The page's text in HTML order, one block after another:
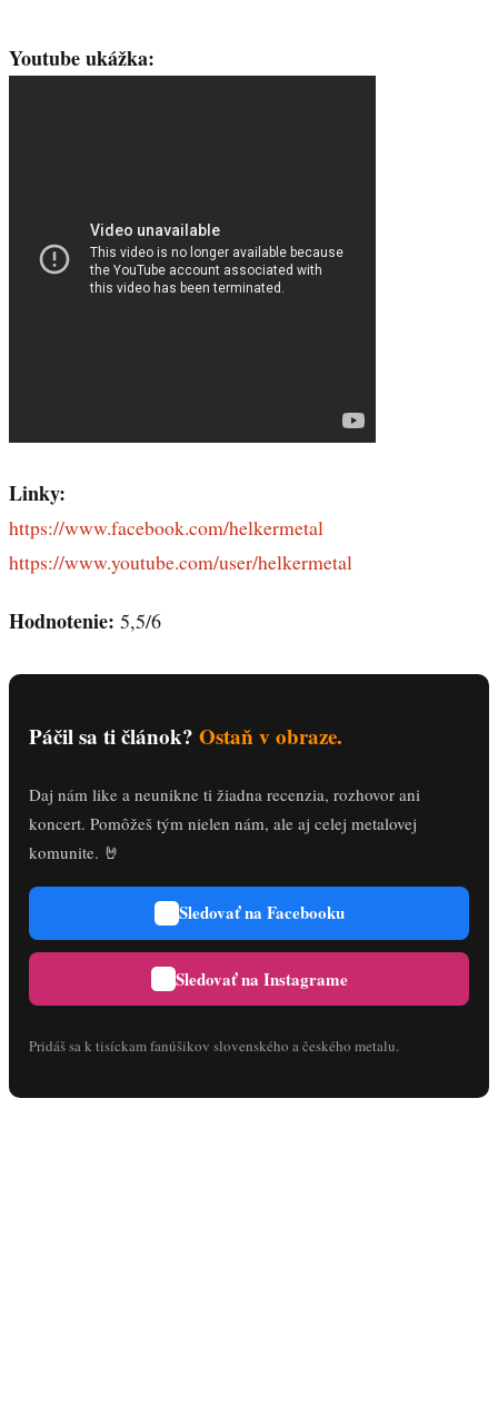
Youtube ukážka:
Linky:
https://www.facebook.com/helkermetal
https://www.youtube.com/user/helkermetal
Hodnotenie: 5,5/6
Páčil sa ti článok? Ostaň v obraze.
Daj nám like a neunikne ti žiadna recenzia, rozhovor ani
koncert. Pomôžeš tým nielen nám, ale aj celej metalovej
komunite. 🤘
Sledovať na Facebooku
Sledovať na Instagrame
Pridáš sa k tisíckam fanúšikov slovenského a českého metalu.